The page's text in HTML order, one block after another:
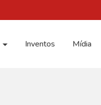
Inventos Mídia